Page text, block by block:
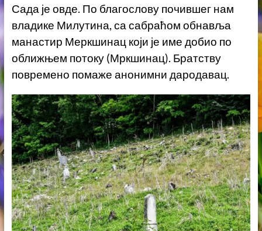
Сада је овде. По благослову почившег нам
владике Милутина, са сабраћом обнавља
манастир Меркшинац који је име добио по
оближњем потоку (Мркшинац). Братству
повремено помаже анонимни дародавац.